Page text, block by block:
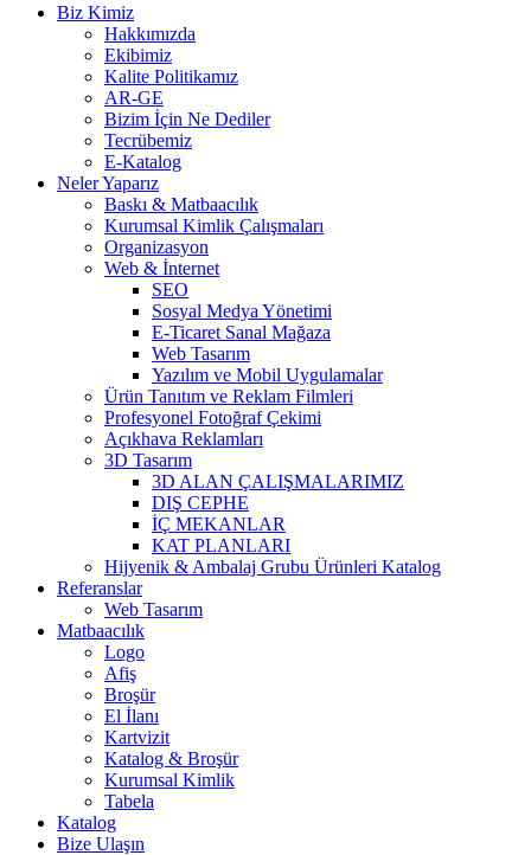
Biz Kimiz
Hakkımızda
Ekibimiz
Kalite Politikamız
AR-GE
Bizim İçin Ne Dediler
Tecrübemiz
E-Katalog
Neler Yaparız
Baskı & Matbaacılık
Kurumsal Kimlik Çalışmaları
Organizasyon
Web & İnternet
SEO
Sosyal Medya Yönetimi
E-Ticaret Sanal Mağaza
Web Tasarım
Yazılım ve Mobil Uygulamalar
Ürün Tanıtım ve Reklam Filmleri
Profesyonel Fotoğraf Çekimi
Açıkhava Reklamları
3D Tasarım
3D ALAN ÇALIŞMALARIMIZ
DIŞ CEPHE
İÇ MEKANLAR
KAT PLANLARI
Hijyenik & Ambalaj Grubu Ürünleri Katalog
Referanslar
Web Tasarım
Matbaacılık
Logo
Afiş
Broşür
El İlanı
Kartvizit
Katalog & Broşür
Kurumsal Kimlik
Tabela
Katalog
Bize Ulaşın